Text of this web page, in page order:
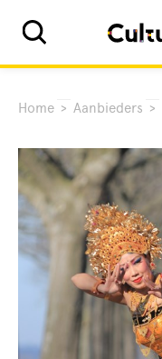
Home > Aanbieders >